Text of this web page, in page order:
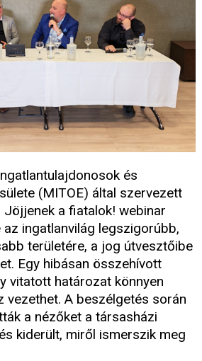
és
(MITOE) által szervezett
Jöjjenek a fiatalok! webinar
ingatlanvilág legszigorúbb,
területére, a jog útvesztőibe
Egy hibásan összehívott
vitatott határozat könnyen
vezethet. A beszélgetés során
a nézőket a társasházi
kiderült, miről ismerszik meg